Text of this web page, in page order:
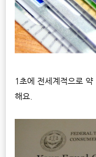
1초에 전세계적으로 약
해요.